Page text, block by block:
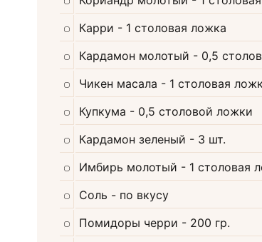
Карри - 1 столовая ложка
Кардамон молотый - 0,5
Чикен масала - 1 столовая
Купкума - 0,5 столовой ложки
Кардамон зеленый - 3 шт.
Имбирь молотый - 1 столовая
Соль - по вкусу
Помидоры черри - 200 гр.